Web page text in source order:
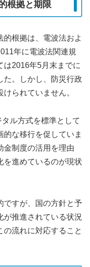
根拠と期限
的根拠は、電波法およ
年に電波法関連規
は2016年5月末までに
た。しかし、防災行政
られていません。
ル方式を標準として
な移行を促していま
金制度の活用を理由
を進めているのが現状
ですが、国の方針と予
が推進されている状況
の流れに対応すること